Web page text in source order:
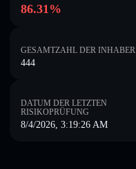
86.31%
GESAMTZAHL DER INHABER
444
DATUM DER LETZTEN
RISIKOPRÜFUNG
8/4/2026, 3:19:26 AM